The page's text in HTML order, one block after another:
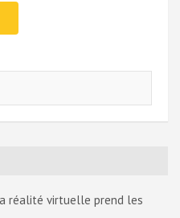
réalité virtuelle prend les